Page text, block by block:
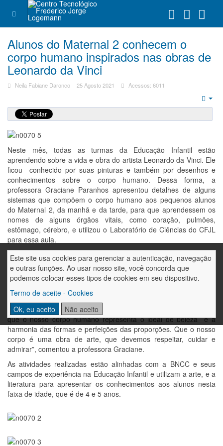
Este site usa cookies para gerenciar a autenticação, navegação
e outras funções. Ao usar nosso site, você concorda que
podemos colocar esses tipos de cookies em seu dispositivo.
Termo de aceite - Cookies
Ok, eu aceito
Não aceito
Alunos do Maternal 2 conhecem o
corpo humano inspirados nas obras de
Leonardo da Vinci
Neila Fabiane Daronco 25 Agosto 2021 Acessos: 6011
Neste mês, todas as turmas da Educação Infantil estão
aprendendo sobre a vida e obra do artista Leonardo da Vinci. Ele
ficou conhecido por suas pinturas e também por desenhos e
conhecimentos sobre o corpo humano. Dessa forma, a
professora Graciane Paranhos apresentou detalhes de alguns
sistemas que compõem o corpo humano aos pequenos alunos
do Maternal 2, da manhã e da tarde, para que aprendessem os
nomes de alguns órgãos vitais, como coração, pulmões,
estômago, cérebro, e utilizou o Laboratório de Ciências do CFJL
para essa aula.
Na sequência, cada estudante representou um colega, em forma
de desenho, assim como fez Da Vinci, em suas obras, trazendo
na sua expressão artística as proporções humanas muito
próximas da realidade.
estudo sobre o corpo humano. Mostramos aos nossos alunos
que o nosso corpo humano representa o ideal de beleza e a
harmonia das formas e perfeições das proporções. Que o nosso
corpo é uma obra de arte, que devemos respeitar, cuidar e
admirar”, comentou a professora Graciane.
As atividades realizadas estão alinhadas com a BNCC e seus
campos de experiência na Educação Infantil e utilizam a arte, e a
literatura para apresentar os conhecimentos aos alunos nesta
faixa de idade, que é de 4 e 5 anos.